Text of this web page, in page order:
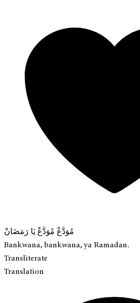
مُوَدَّعْ مُوَدَّعْ يَا رَمَضَانْ
Bankwana, bankwana, ya Ramadan.
Transliterate
Translation